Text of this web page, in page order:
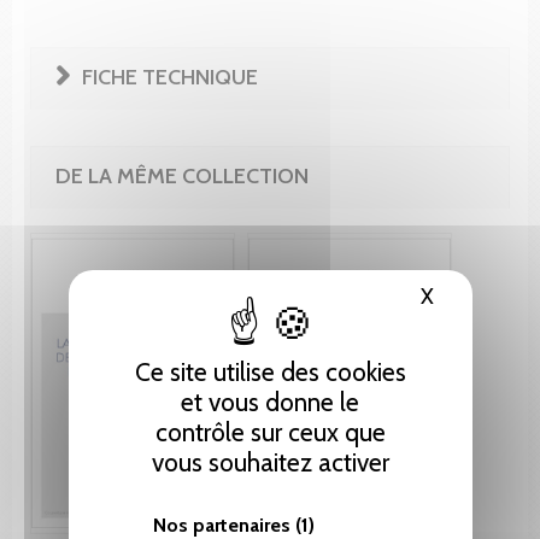
Ce site utilise des cookies
et vous donne le
contrôle sur ceux que
vous souhaitez activer
Nos partenaires (1)
XMasquer
FICHE TECHNIQUE
DE LA MÊME COLLECTION